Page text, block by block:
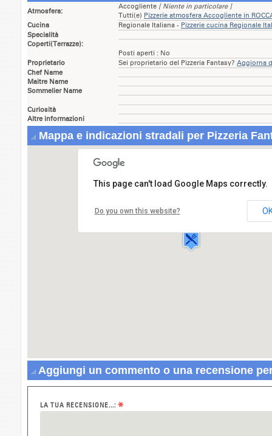
Atmosfera:
Accogliente [ Niente in particolare ]
Tutti(e) Pizzerie atmosfera Accogliente in
Cucina
Regionale Italiana - Pizzerie cucina Regionale
Specialità
Coperti(Terrazze):
Posti aperti : No
Proprietario
Sei proprietario del Pizzeria Fantasy? Aggiorna
Chef Name
Maitre Name
Sommelier Name
Curiosità
Altre informazioni
Mappa e indicazioni stradali per Pizzeria
Pizzeria Fantasy
This page can't load Google Maps correctly.
Do you own this website?
Aggiungi un commento o una recensione
LA TUA RECENSIONE...: *